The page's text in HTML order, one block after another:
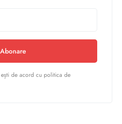
Abonare
de acord cu politica de